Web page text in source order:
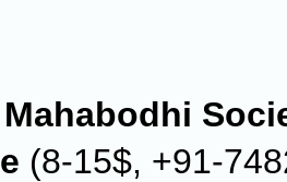
(8-15$, +91-